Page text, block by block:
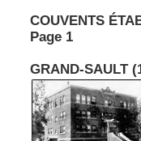
COUVENTS
Page 1
GRAND-SAULT